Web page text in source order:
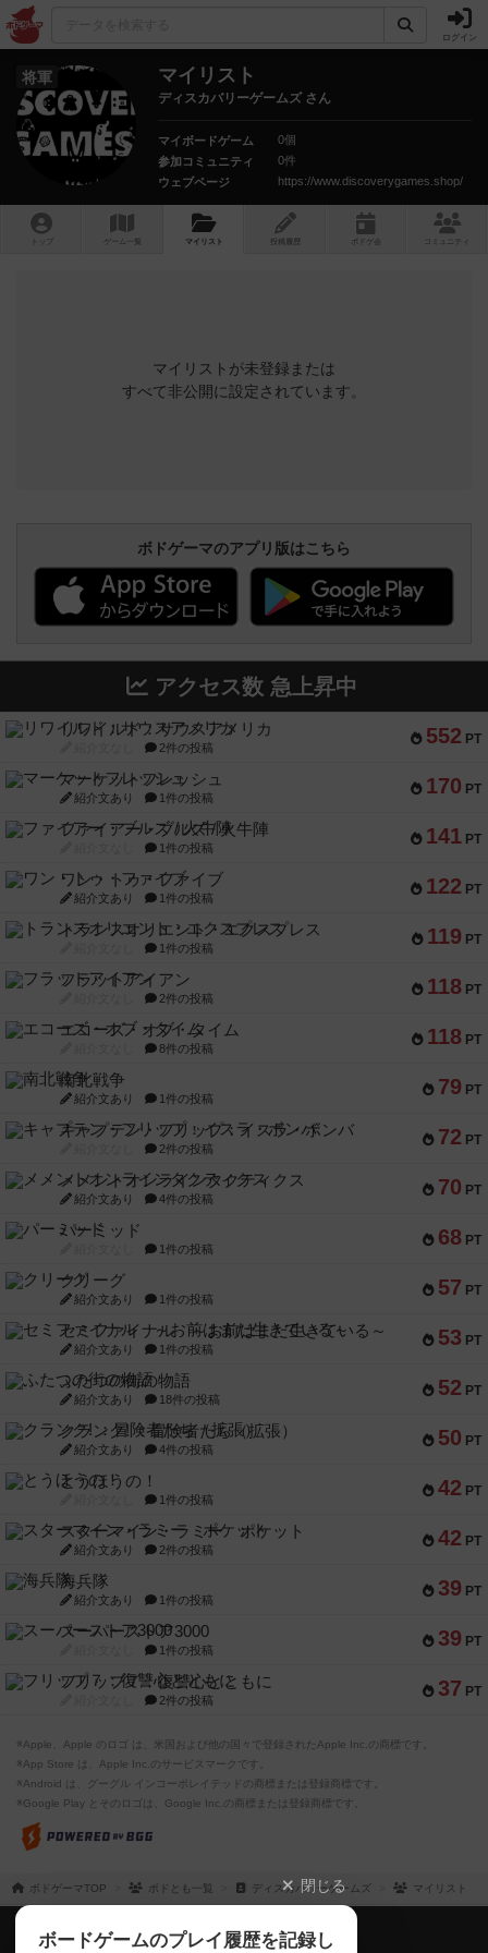
ログイン
将軍 マイリスト
ディスカバリーゲームズ さん
マイボードゲーム
0個
参加コミュニティ
0件
ウェブページ
https://www.discoverygames.shop/
トップ ゲーム一覧 マイリスト 投稿履歴 ボ ドゲ コミュニティ
マイリストが未登録または
すべて非公開に設定されています。
ボドゲーマのアプリ版はこちら
アクセス数 急上昇中
552 PT
リワイルド：サウスアメリカ
2件の投稿
170 PT
マーケットフレッシュ
紹介文あり 1件の投稿
141 PT
ファイアー・ブルズ / 火牛陣
1件の投稿
122 PT
ワン・トゥ・ファイブ
紹介文あり 1件の投稿
119 PT
トランスオリエント・エクスプレス
1件の投稿
118 PT
フラットアイアン
2件の投稿
118 PT
エコーズ・オブ・タイム
8件の投稿
79 PT
南北戦争
紹介文あり 1件の投稿
72 PT
キャプテン・フリップ：イスラ・ボンバ
2件の投稿
70 PT
メメントオンラインタクティクス
紹介文あり 4件の投稿
68 PT
パーミッド
1件の投稿
57 PT
クリーグ
紹介文あり 1件の投稿
53 PT
セミファイナル ～お前はまだ生きている～
紹介文あり 1件の投稿
52 PT
ふたつの街の物語
紹介文あり 18件の投稿
50 PT
クランク! ：冒険者たち（拡張）
紹介文あり 4件の投稿
42 PT
とうほうの！
1件の投稿
42 PT
スターマイン・ラミー ポケット
紹介文あり 2件の投稿
39 PT
海兵隊
紹介文あり 1件の投稿
39 PT
スーパーストア3000
1件の投稿
37 PT
フリップ７：復讐心とともに
2件の投稿
※Apple、Apple のロゴ は、米国および他の国々で登録されたApple Inc.の商標です。
※App Store は、Apple Inc.のサービスマークです。
※Android は、グーグル インコーポレイテッドの商標または登録商標です。
※Google Play とそのロゴは、Google Inc.の商標または登録商標です。
ボドゲーマTOP ボドとも一覧 ディスカバリーゲームズ マイリスト
閉じる
ボードゲームのプレイ履歴を記録し
ボドゲーマTOP